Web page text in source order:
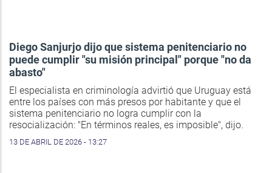
Diego Sanjurjo dijo que sistema penitenciario no
puede cumplir "su misión principal" porque "no da
abasto"
El especialista en criminología advirtió que Uruguay está
entre los países con más presos por habitante y que el
sistema penitenciario no logra cumplir con la
resocialización: "En términos reales, es imposible", dijo.
13 DE ABRIL DE 2026 - 13:27